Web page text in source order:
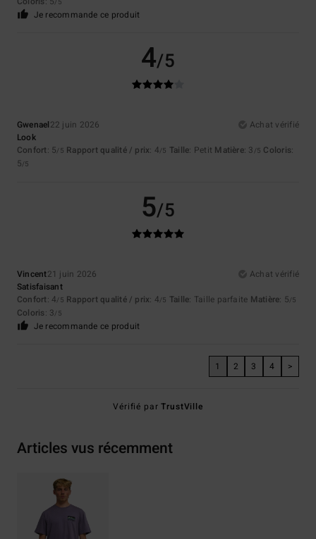
/5
Je recommande ce produit
4/5
Gwenael22 juin 2026
Achat vérifié
Look
Confort: 5/5 Rapport qualité / prix: 4/5 Taille: Petit Matière: 3 /5 Coloris:
5/5
5/5
Vincent21 juin 2026
Achat vérifié
Satisfaisant
Confort: 4/5 Rapport qualité / prix: 4/5 Taille: Taille parfaite Matière: 5/5
Coloris: 3/5
Je recommande ce produit
1 2 3 4 >
Vérifié parTrustVille
Articles vus récemment